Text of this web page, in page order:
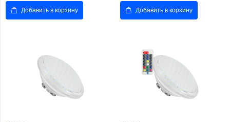
Добавить в корзину Добавить в корзину